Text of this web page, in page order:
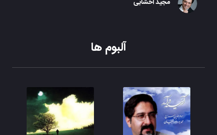
آلبوم ها